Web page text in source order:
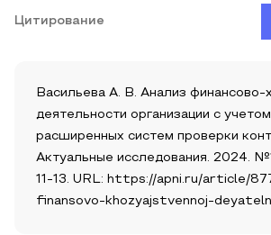
Цитирование
Васильева А. В. Анализ финансово-
деятельности организации с
расширенных систем проверки
Актуальные исследования. 2024.
11-13. URL: https://apni.ru/article/
finansovo-khozyajstvennoj-